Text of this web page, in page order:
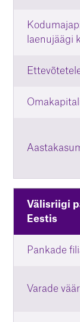
laenujäägi
Välisriigi
Eestis
Pankade
Varade